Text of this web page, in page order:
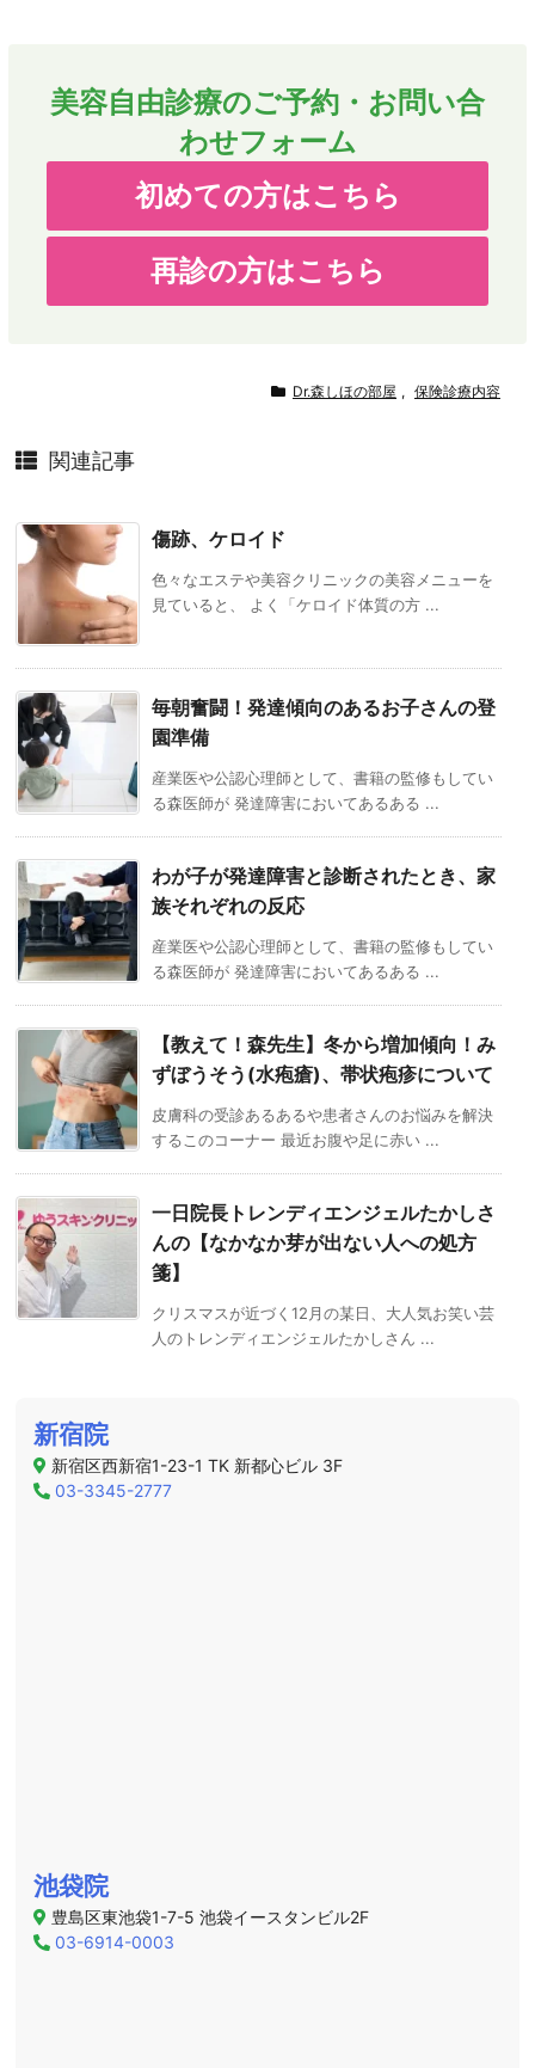
美容自由診療のご予約・お問い合
わせフォーム
初めての方はこちら
再診の方はこちら
Dr.森しほの部屋 , 保険診療内容
関連記事
傷跡、ケロイド
色々なエステや美容クリニックの美容メニューを
見ていると、 よく「ケロイド体質の方 ...
毎朝奮闘！発達傾向のあるお子さんの登
園準備
産業医や公認心理師として、書籍の監修もしてい
る森医師が 発達障害においてあるある ...
わが子が発達障害と診断されたとき、家
族それぞれの反応
産業医や公認心理師として、書籍の監修もしてい
る森医師が 発達障害においてあるある ...
【教えて！森先生】冬から増加傾向！み
ずぼうそう(水疱瘡)、帯状疱疹について
皮膚科の受診あるあるや患者さんのお悩みを解決
するこのコーナー 最近お腹や足に赤い ...
一日院長トレンディエンジェルたかしさ
んの 【なかなか芽が出ない人への処方
箋】
クリスマスが近づく12月の某日、大人気お笑い芸
人のトレンディエンジェルたかしさん ...
新宿院
新宿区西新宿1-23-1 TK 新都心ビル 3F
03-3345-2777
池袋院
豊島区東池袋1-7-5 池袋イースタンビル2F
03-6914-0003